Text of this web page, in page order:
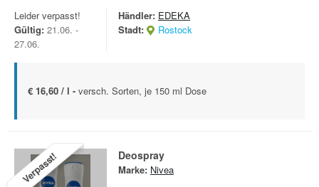
Leider verpasst!
Gültig: 21.06. -
27.06.
Händler: EDEKA
Stadt:
Rostock
€ 16,60 / l - versch. Sorten, je 150 ml Dose
Verpasst! Deospray
Marke: Nivea